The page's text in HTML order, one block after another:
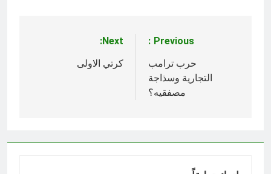
المقالات
Previous:
حرب ترامب
التجارية وسذاجة
مصفقيه؟
Next:
كرتي الاولى